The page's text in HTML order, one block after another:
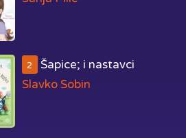
2
Šapice; i nastavci
Slavko Sobin